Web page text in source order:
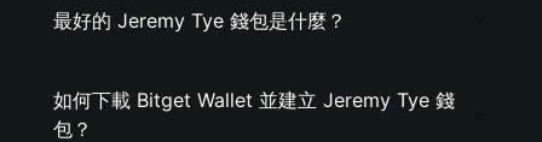
最好的 Jeremy Tye 錢包是什麼？
如何下載 Bitget Wallet 並建立 Jeremy Tye 錢
包？